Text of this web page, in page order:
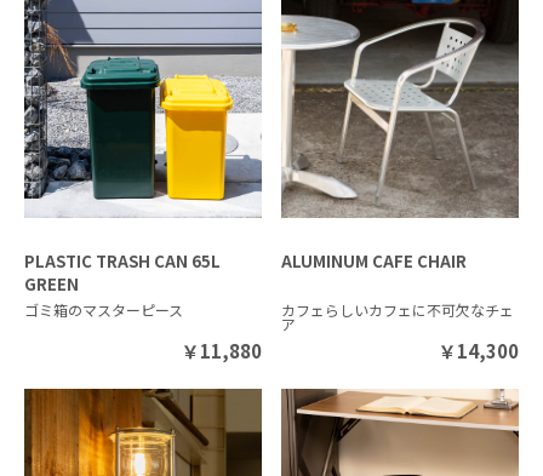
PLASTIC TRASH CAN 65L
GREEN
ゴミ箱のマスターピース
￥11,880
ALUMINUM CAFE CHAIR
カフェらしいカフェに不可欠なチェ
ア
￥14,300